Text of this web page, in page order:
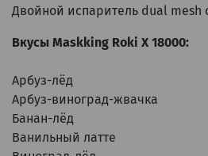
Двойной испаритель dual mesh
Вкусы Maskking Roki X 18000:
Арбуз-лёд
Арбуз-виноград-жвачка
Банан-лёд
Ванильный латте